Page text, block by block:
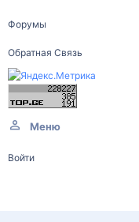
Форумы
Обратная Связь
Меню
Войти